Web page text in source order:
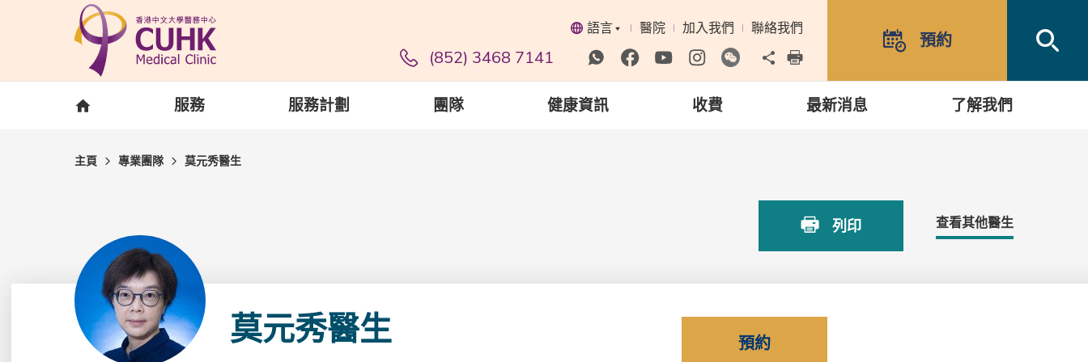
Skip to main content
語言
醫院 加入我們 聯絡我們
(852) 3468 7141 Share toprint
預約
主頁 服務 服務計劃 團隊 健康資訊 收費 最新消息 了解我們
主頁 專業團隊 莫元秀醫生
列印 查看其他醫生
莫元秀醫生 預約